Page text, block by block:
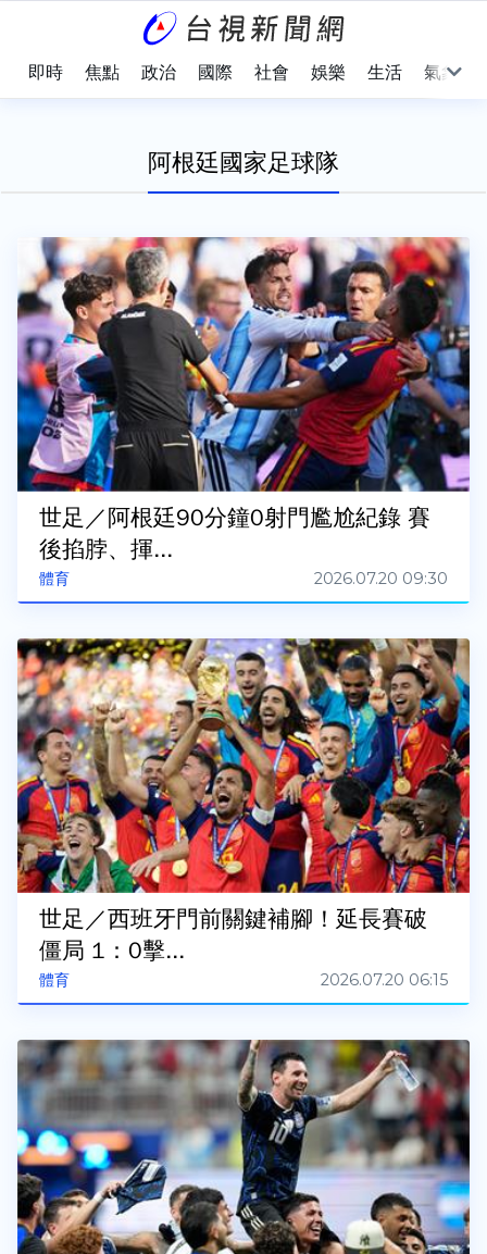
即時 焦點 政治 國際 社會 娛樂 生活 氣象
阿根廷國家足球隊
體育
世足／阿根廷90分鐘0射門尷尬紀錄 賽
後掐脖、揮...
2026.07.20 09:30
體育
世足／西班牙門前關鍵補腳！延長賽破
僵局 1：0擊...
2026.07.20 06:15